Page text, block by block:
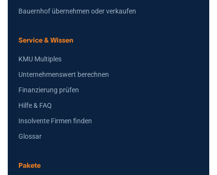
Bauernhof übernehmen oder verkaufen
Service & Wissen
KMU Multiples
Unternehmenswert berechnen
Finanzierung prüfen
Hilfe & FAQ
Insolvente Firmen finden
Glossar
Pakete